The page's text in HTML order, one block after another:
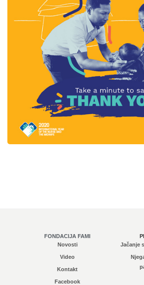
FONDACIJA FAMI
Novosti
Video
Kontakt
Facebook
Jačanje